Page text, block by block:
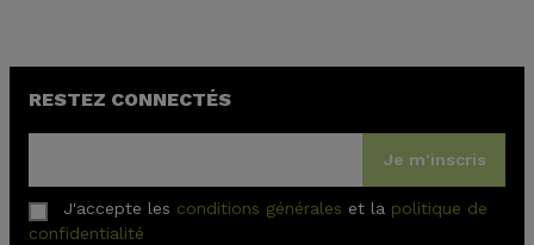
RESTEZ CONNECTÉS
Je m'inscris
J'accepte les conditions générales et la politique de
confidentialité